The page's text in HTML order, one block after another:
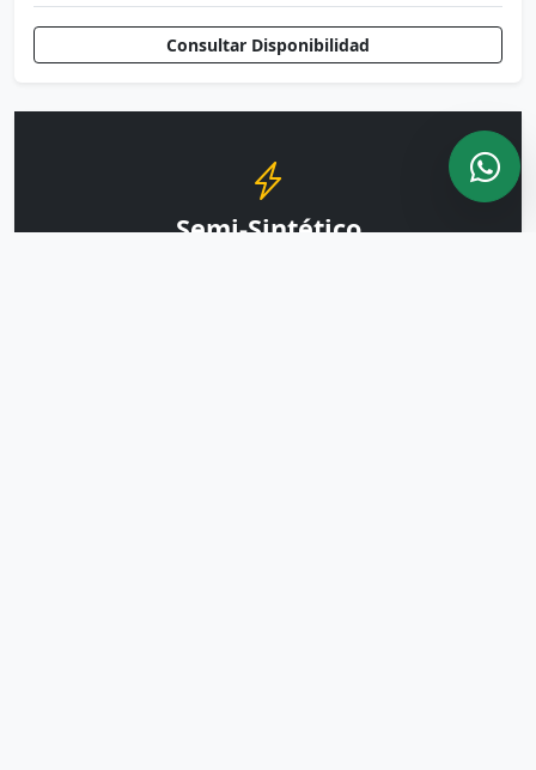
Consultar Disponibilidad
Semi-Sintético